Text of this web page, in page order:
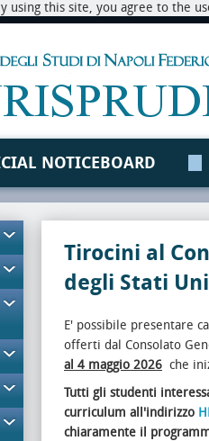
using this site, you agree to the
NOTICEBOARD
Tirocini al
degli Stati
E' possibile presentare
offerti dal Consolato
al 4 maggio 2026 che
Tutti gli studenti
curriculum all'indirizzo
chiaramente il